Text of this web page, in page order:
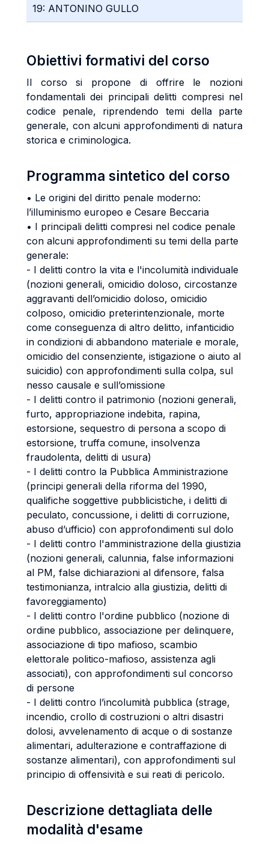
19: ANTONINO GULLO
Obiettivi formativi del corso
Il corso si propone di offrire le nozioni
fondamentali dei principali delitti compresi nel
codice penale, riprendendo temi della parte
generale, con alcuni approfondimenti di natura
storica e criminologica.
Programma sintetico del corso
• Le origini del diritto penale moderno:
l’illuminismo europeo e Cesare Beccaria
• I principali delitti compresi nel codice penale
con alcuni approfondimenti su temi della parte
generale:
- I delitti contro la vita e l'incolumità individuale
(nozioni generali, omicidio doloso, circostanze
aggravanti dell’omicidio doloso, omicidio
colposo, omicidio preterintenzionale, morte
come conseguenza di altro delitto, infanticidio
in condizioni di abbandono materiale e morale,
omicidio del consenziente, istigazione o aiuto al
suicidio) con approfondimenti sulla colpa, sul
nesso causale e sull’omissione
- I delitti contro il patrimonio (nozioni generali,
furto, appropriazione indebita, rapina,
estorsione, sequestro di persona a scopo di
estorsione, truffa comune, insolvenza
fraudolenta, delitti di usura)
- I delitti contro la Pubblica Amministrazione
(principi generali della riforma del 1990,
qualifiche soggettive pubblicistiche, i delitti di
peculato, concussione, i delitti di corruzione,
abuso d’ufficio) con approfondimenti sul dolo
- I delitti contro l'amministrazione della giustizia
(nozioni generali, calunnia, false informazioni
al PM, false dichiarazioni al difensore, falsa
testimonianza, intralcio alla giustizia, delitti di
favoreggiamento)
- I delitti contro l'ordine pubblico (nozione di
ordine pubblico, associazione per delinquere,
associazione di tipo mafioso, scambio
elettorale politico-mafioso, assistenza agli
associati), con approfondimenti sul concorso
di persone
- I delitti contro l’incolumità pubblica (strage,
incendio, crollo di costruzioni o altri disastri
dolosi, avvelenamento di acque o di sostanze
alimentari, adulterazione e contraffazione di
sostanze alimentari), con approfondimenti sul
principio di offensività e sui reati di pericolo.
Descrizione dettagliata delle
modalità d'esame